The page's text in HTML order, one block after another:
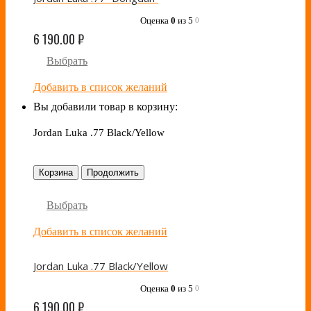
Оценка 0 из 5 0
6 190.00₽
Выбрать
Добавить в список желаний
Вы добавили товар в корзину:
Jordan Luka .77 Black/Yellow
Корзина Продолжить
Выбрать
Добавить в список желаний
Jordan Luka .77 Black/Yellow
Оценка 0 из 5 0
6 190.00₽